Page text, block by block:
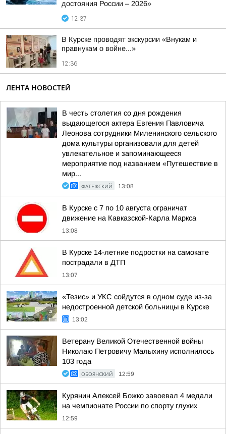
достояния России – 2026»
12:37
В Курске проводят экскурсии «Внукам и
правнукам о войне...»
12:36
ЛЕНТА НОВОСТЕЙ
В честь столетия со дня рождения
выдающегося актера Евгения Павловича
Леонова сотрудники Миленинского сельского
дома культуры организовали для детей
увлекательное и запоминающееся
мероприятие под названием «Путешествие в
мир...
ФАТЕЖСКИЙ 13:08
В Курске с 7 по 10 августа ограничат
движение на Кавказской-Карла Маркса
13:08
В Курске 14-летние подростки на самокате
пострадали в ДТП
13:07
«Тезис» и УКС сойдутся в одном суде из-за
недостроенной детской больницы в Курске
13:02
Ветерану Великой Отечественной войны
Николаю Петровичу Малыхину исполнилось
103 года
ОБОЯНСКИЙ 12:59
Курянин Алексей Божко завоевал 4 медали
на чемпионате России по спорту глухих
12:59